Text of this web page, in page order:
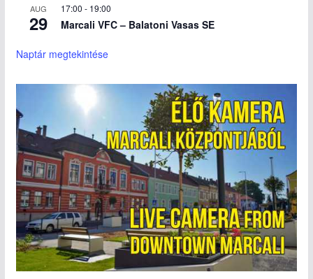
AUG
29
17:00 - 19:00
Marcali VFC – Balatoni Vasas SE
Naptár megtekintése